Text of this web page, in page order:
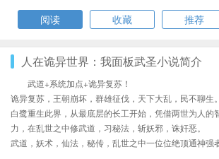
阅读
收藏 推荐
人在诡异世界：我面板武圣小说简介
武道+系统加点+诡异复苏！
诡异复苏，王朝崩坏，群雄征伐，天下大乱，民不聊生。
白鹭重生此界，从最底层的长工开始，凭借两世为人的
力，在乱世之中修武道，习秘法，斩妖邪，诛奸恶。
武道，妖术，仙法，秘传，乱世之中一位位绝顶通神强